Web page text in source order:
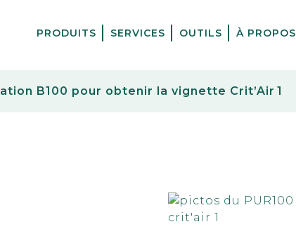
PRODUITS SERVICES OUTILS À PROPOS
B100 pour obtenir la vignette Crit’Air 1